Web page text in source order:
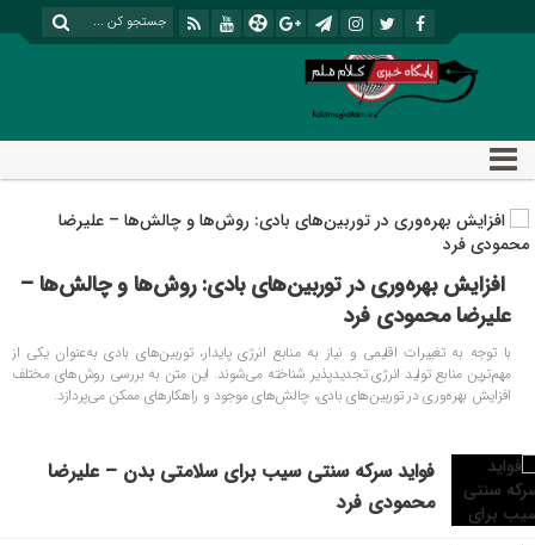
افزایش بهره‌وری در توربین‌های بادی: روش‌ها و چالش‌ها –
علیرضا محمودی فرد
با توجه به تغییرات اقلیمی و نیاز به منابع انرژی پایدار، توربین‌های بادی به‌عنوان یکی از
مهم‌ترین منابع تولید انرژی تجدیدپذیر شناخته می‌شوند. این متن به بررسی روش‌های مختلف
افزایش بهره‌وری در توربین‌های بادی، چالش‌های موجود و راهکارهای ممکن می‌پردازد.
فواید سرکه سنتی سیب برای سلامتی بدن – علیرضا
محمودی فرد